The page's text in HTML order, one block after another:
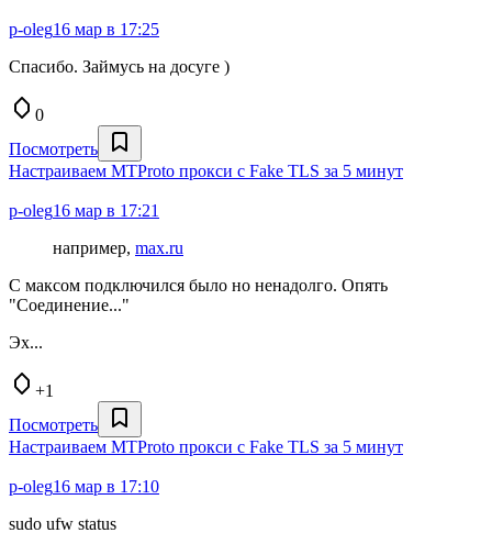
p-oleg16 мар в 17:25
Спасибо. Займусь на досуге )
0
Посмотреть
Настраиваем MTProto прокси с Fake TLS за 5 минут
p-oleg16 мар в 17:21
например, max.ru
C максом подключился было но ненадолго. Опять
"Соединение..."
Эх...
+1
Посмотреть
Настраиваем MTProto прокси с Fake TLS за 5 минут
p-oleg16 мар в 17:10
sudo ufw status